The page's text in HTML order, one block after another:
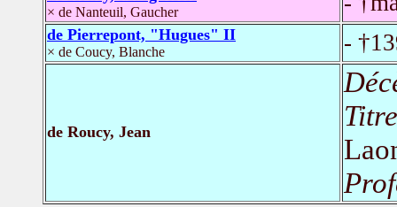
× de Nanteuil, Gaucher
de Pierrepont, "Hugues" II
× de Coucy, Blanche -
de Roucy, Jean